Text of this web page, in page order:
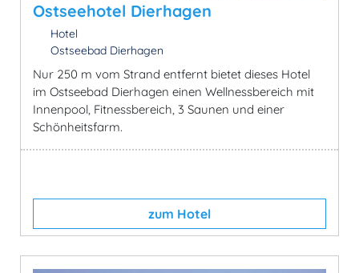
Ostseehotel Dierhagen
Hotel
Ostseebad Dierhagen
Nur 250 m vom Strand entfernt bietet dieses Hotel
im Ostseebad Dierhagen einen Wellnessbereich mit
Innenpool, Fitnessbereich, 3 Saunen und einer
Schönheitsfarm.
zum Hotel